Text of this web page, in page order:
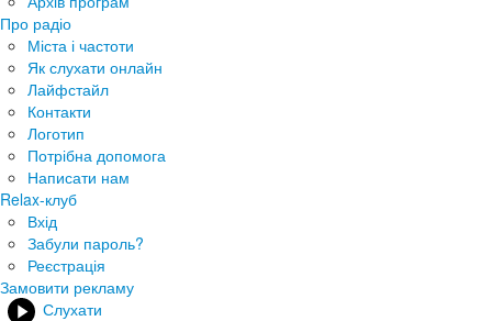
Про радіо
Міста і частоти
Як слухати онлайн
Лайфстайл
Контакти
Логотип
Потрібна допомога
Написати нам
Relax-клуб
Вхід
Забули пароль?
Реєстрація
Замовити рекламу
Слухати